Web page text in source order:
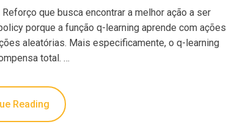
que busca encontrar a melhor ação a ser
porque a função q-learning aprende com ações
aleatórias. Mais especificamente, o q-learning
total. …
Reading